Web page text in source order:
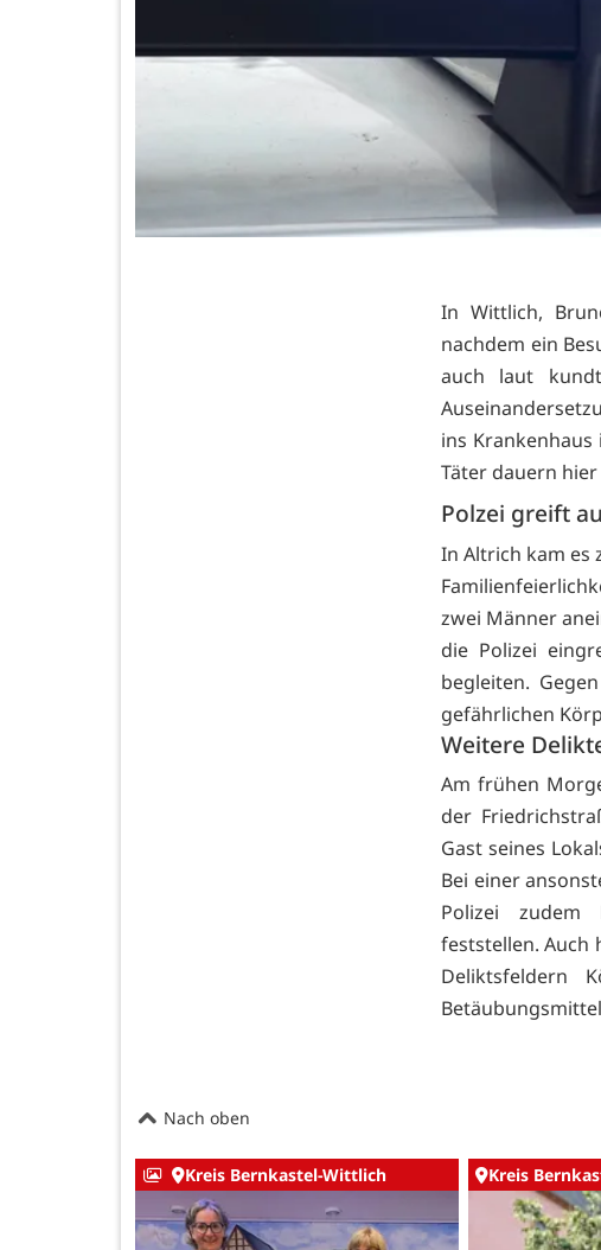
In Wittlich,
nachdem ein
auch laut
ins
Täter dauern
Polzei greift
In Altrich kam es
zwei Männer
die Polizei
begleiten.
gefährlichen
Weitere
Am frühen
der
Gast seines
Bei einer
Polizei zudem
feststellen. Auch
Deliktsfeldern
Nach oben
Kreis Bernkastel-Wittlich Kreis